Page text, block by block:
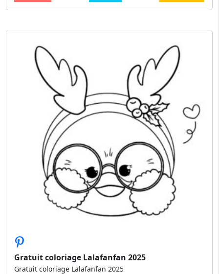
Gratuit coloriage Lalafanfan 2025
Gratuit coloriage Lalafanfan 2025